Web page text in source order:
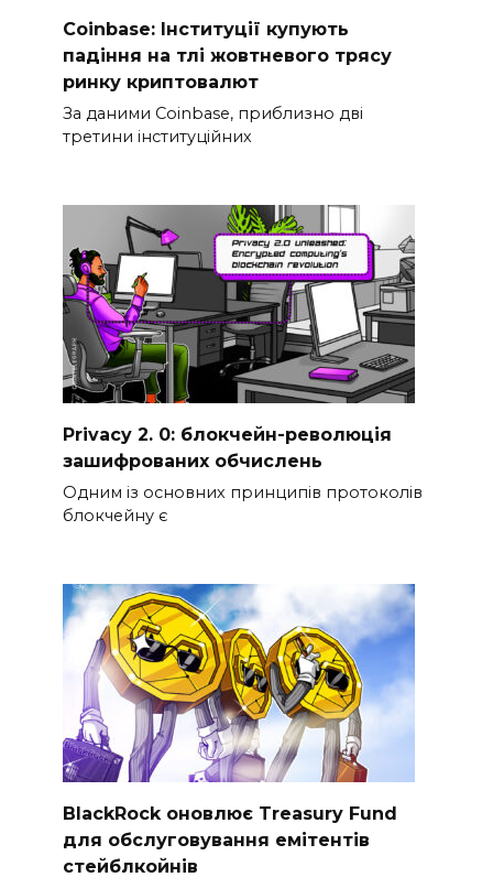
Coinbase: Інституції купують
падіння на тлі жовтневого трясу
ринку криптовалют
За даними Coinbase, приблизно дві
третини інституційних
Privacy 2. 0: блокчейн-революція
зашифрованих обчислень
Одним із основних принципів протоколів
блокчейну є
BlackRock оновлює Treasury Fund
для обслуговування емітентів
стейблкойнів